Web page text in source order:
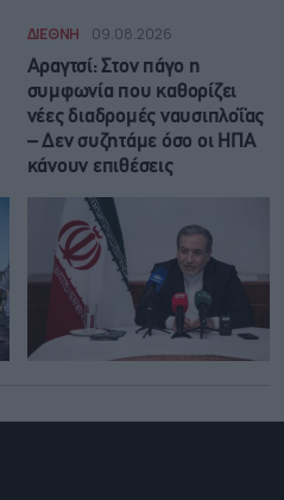
ΔΙΕΘΝΗ 09.08.2026
Αραγτσί: Στον πάγο η
συμφωνία που καθορίζει
νέες διαδρομές ναυσιπλοΐας
– Δεν συζητάμε όσο οι ΗΠΑ
κάνουν επιθέσεις